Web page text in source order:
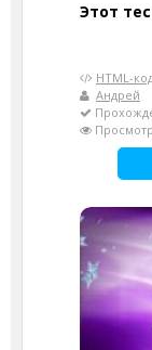
Этот
HTML-
Андрей